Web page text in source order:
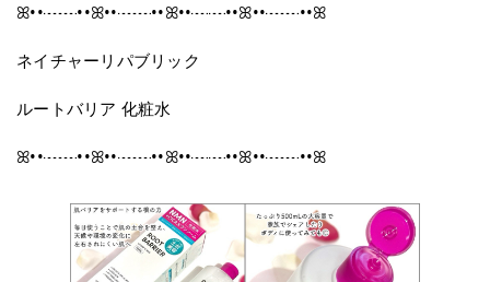
ꕤ••┈┈••ꕤ••┈┈••ꕤ••┈┈••ꕤ••┈┈••ꕤ
ネイチャーリパブリック
ルートバリア 化粧水
ꕤ••┈┈••ꕤ••┈┈••ꕤ••┈┈••ꕤ••┈┈••ꕤ